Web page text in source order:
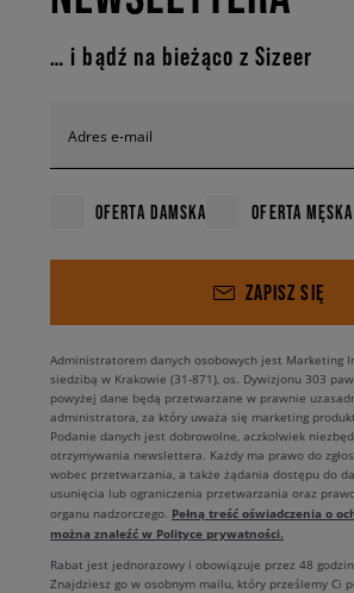
… i bądź na bieżąco z Sizeer
Adres e-mail
OFERTA DAMSKA OFERTA MĘSKA
ZAPISZ SIĘ
Administratorem danych osobowych jest Marketing
siedzibą w Krakowie (31-871), os. Dywizjonu 303
powyżej dane będą przetwarzane w prawnie
administratora, za który uważa się marketing
Podanie danych jest dobrowolne, aczkolwiek
otrzymywania newslettera. Każdy ma prawo do
wobec przetwarzania, a także żądania dostępu do
usunięcia lub ograniczenia przetwarzania oraz
organu nadzorczego. Pełną treść oświadczenia o
można znaleźć w Polityce prywatności.
Rabat jest jednorazowy i obowiązuje przez 48
Znajdziesz go w osobnym mailu, który prześlemy Ci